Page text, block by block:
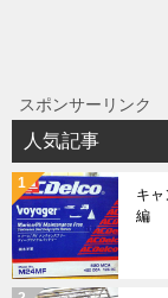
スポンサーリンク
人気記事
キ
編